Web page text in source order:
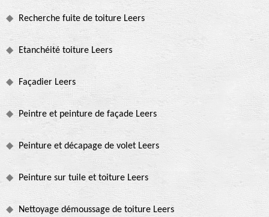
Recherche fuite de toiture Leers
Etanchéité toiture Leers
Façadier Leers
Peintre et peinture de façade Leers
Peinture et décapage de volet Leers
Peinture sur tuile et toiture Leers
Nettoyage démoussage de toiture Leers